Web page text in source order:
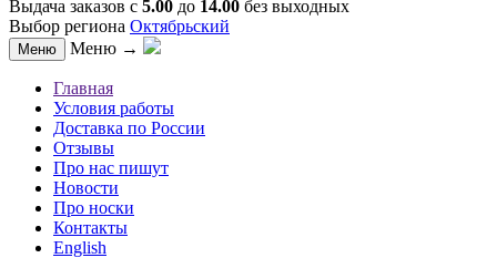
Выдача заказов с 5.00 до 14.00 без выходных
Выбор региона Октябрьский
Меню Меню →
Главная
Условия работы
Доставка по России
Отзывы
Про нас пишут
Новости
Про носки
Контакты
English